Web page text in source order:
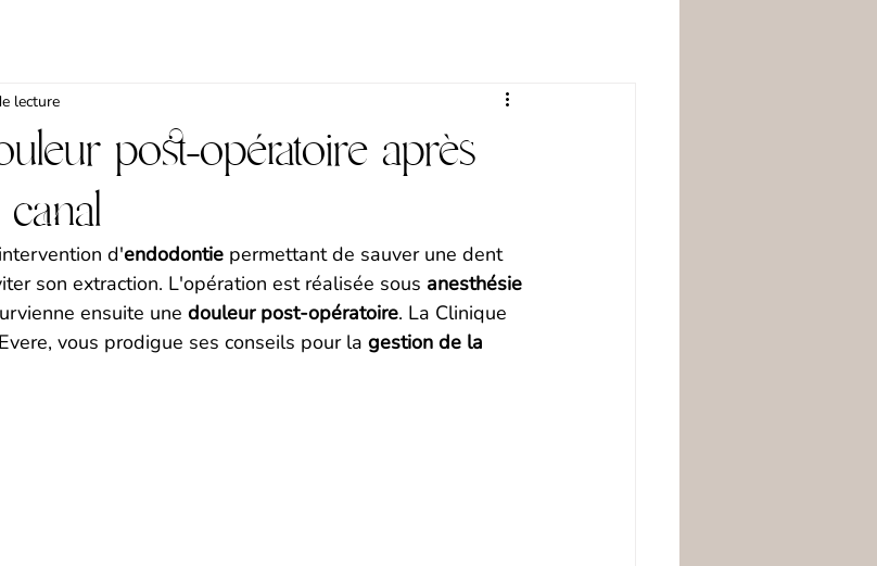
post-opératoire après
lecture
d'endodontie permettant de sauver une dent
son extraction. L'opération est réalisée sous anesthésie
ensuite une douleur post-opératoire. La Clinique
vous prodigue ses conseils pour la gestion de la